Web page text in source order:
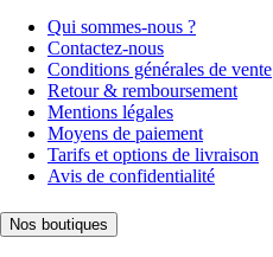
Qui sommes-nous ?
Contactez-nous
Conditions générales de vente
Retour & remboursement
Mentions légales
Moyens de paiement
Tarifs et options de livraison
Avis de confidentialité
Nos boutiques